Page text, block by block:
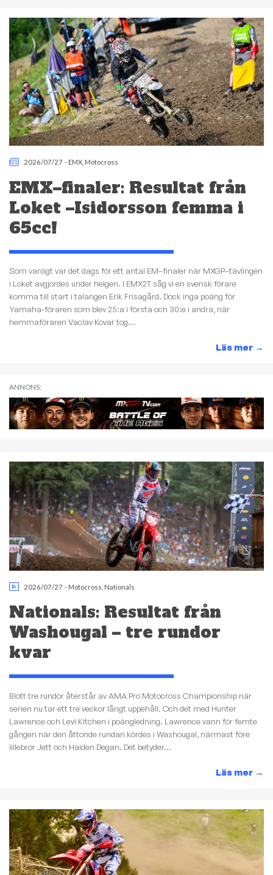
2026/07/27 - EMX Motocross
EMX–finaler: Resultat från
Loket –Isidorsson femma i
65cc!
Som vanligt var det dags för ett antal EM–finaler när MXGP–tävlingen
i Loket avgjordes under helgen. I EMX2T såg vi en svensk förare
komma till start i talangen Erik Frisagård. Dock inga poäng för
Yamaha-föraren som blev 25:a i första och 30:e i andra, när
hemmaföraren Vaclav Kovar tog...
Läs mer →
ANNONS:
2026/07/27 - Motocross Nationals
Nationals: Resultat från
Washougal – tre rundor
kvar
Blott tre rundor återstår av AMA Pro Motocross Championship när
serien nu tar ett tre veckor långt uppehåll. Och det med Hunter
Lawrence och Levi Kitchen i poängledning. Lawrence vann för femte
gången när den åttonde rundan kördes i Washougal, närmast före
lillebror Jett och Haiden Degan. Det betyder...
Läs mer →